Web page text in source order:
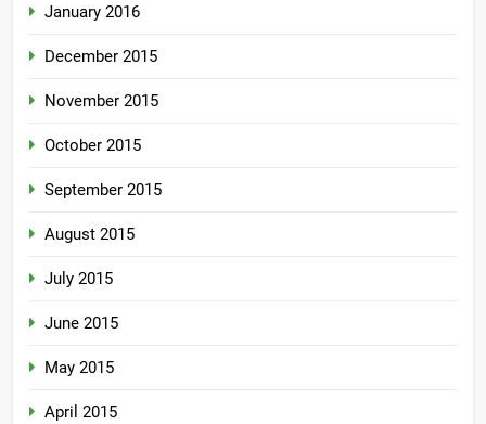
January 2016
December 2015
November 2015
October 2015
September 2015
August 2015
July 2015
June 2015
May 2015
April 2015